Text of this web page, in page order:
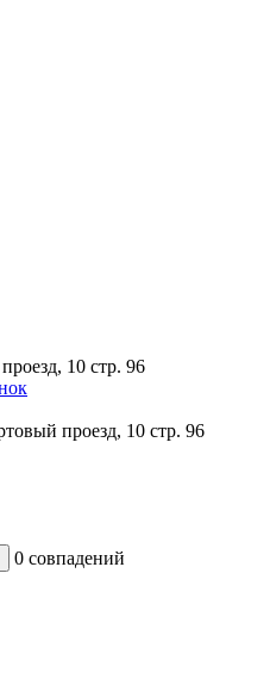
10 стр. 96
проезд, 10 стр. 96
0 совпадений